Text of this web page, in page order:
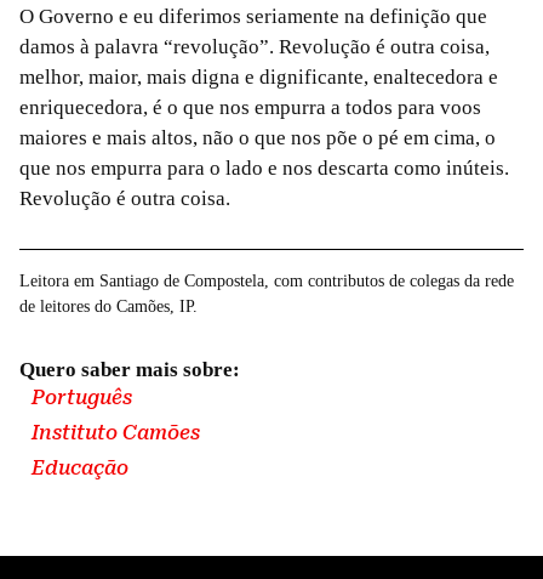
O Governo e eu diferimos seriamente na definição que
damos à palavra “revolução”. Revolução é outra coisa,
melhor, maior, mais digna e dignificante, enaltecedora e
enriquecedora, é o que nos empurra a todos para voos
maiores e mais altos, não o que nos põe o pé em cima, o
que nos empurra para o lado e nos descarta como inúteis.
Revolução é outra coisa.
Leitora em Santiago de Compostela, com contributos de colegas da rede
de leitores do Camões, IP.
Quero saber mais sobre:
Português
Instituto Camões
Educação